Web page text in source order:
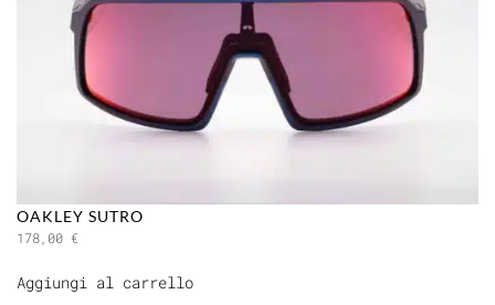
OAKLEY SUTRO
178,00 €
Aggiungi al carrello